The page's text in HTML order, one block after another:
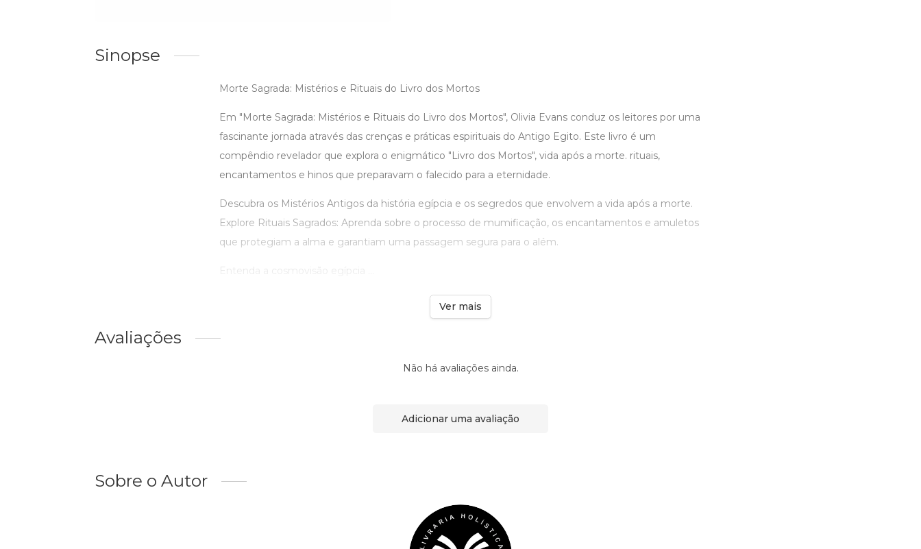
Sinopse
Morte Sagrada: Mistérios e Rituais do Livro dos Mortos
Em "Morte Sagrada: Mistérios e Rituais do Livro dos Mortos", Olivia Evans conduz os leitores por uma
fascinante jornada através das crenças e práticas espirituais do Antigo Egito. Este livro é um
compêndio revelador que explora o enigmático "Livro dos Mortos", vida após a morte. rituais,
encantamentos e hinos que preparavam o falecido para a eternidade.
Descubra os Mistérios Antigos da história egípcia e os segredos que envolvem a vida após a morte.
Explore Rituais Sagrados: Aprenda sobre o processo de mumificação, os encantamentos e amuletos
que protegiam a alma e garantiam uma passagem segura para o além.
Entenda a cosmovisão egípcia ...
Ver mais
Avaliações
Não há avaliações ainda.
Adicionar uma avaliação
Sobre o Autor